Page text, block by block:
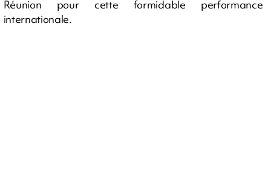
Réunion pour cette formidable performance
internationale.